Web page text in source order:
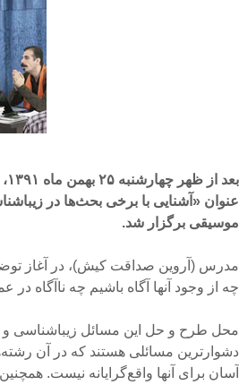
عنوان «آشنایی با برخی بحث‌ها در
موسیقی برگزار شد.
مدرس (آروین صداقت کیش)، در آغاز
چه از وجود آنها آگاه باشیم چه ناآگاه در
محل طرح و حل این مسائل زیباشناسی
دشوارترین مسائلی هستند که در آن
آسان برای آنها واقع‌گرایانه نیست.